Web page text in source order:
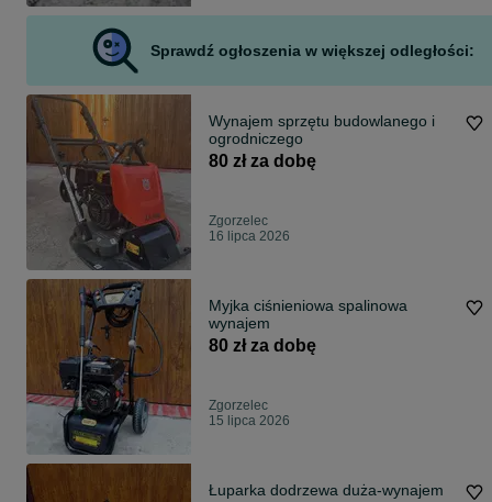
Sprawdź ogłoszenia w większej odległości:
Wynajem sprzętu budowlanego i
ogrodniczego
80 zł za dobę
Zgorzelec
16 lipca 2026
Myjka ciśnieniowa spalinowa
wynajem
80 zł za dobę
Zgorzelec
15 lipca 2026
Łuparka dodrzewa duża-wynajem